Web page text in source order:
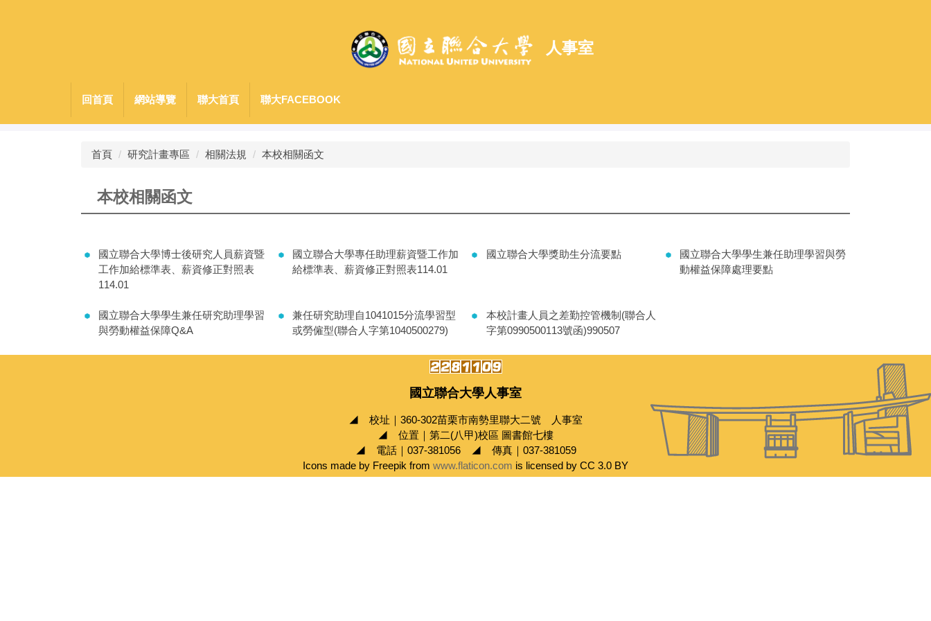
人事室
回首頁 網站導覽 聯大首頁 聯大FACEBOOK
首頁 研究計畫專區 相關法規 本校相關函文
本校相關函文
國立聯合大學博士後研究人員薪資暨
工作加給標準表、薪資修正對照表
114.01
國立聯合大學專任助理薪資暨工作加
給標準表、薪資修正對照表114.01
國立聯合大學獎助生分流要點
國立聯合大學學生兼任助理學習與勞
動權益保障處理要點
國立聯合大學學生兼任研究助理學習
與勞動權益保障Q&A
兼任研究助理自1041015分流學習型
或勞僱型(聯合人字第1040500279)
本校計畫人員之差勤控管機制(聯合人
字第0990500113號函)990507
國立聯合大學人事室
◢ 校址｜360-302苗栗市南勢里聯大二號 人事室
◢ 位置｜第二(八甲)校區 圖書館七樓
◢ 電話｜037-381056 ◢ 傳真｜037-381059
Icons made by Freepik from www.flaticon.com is licensed by CC 3.0 BY